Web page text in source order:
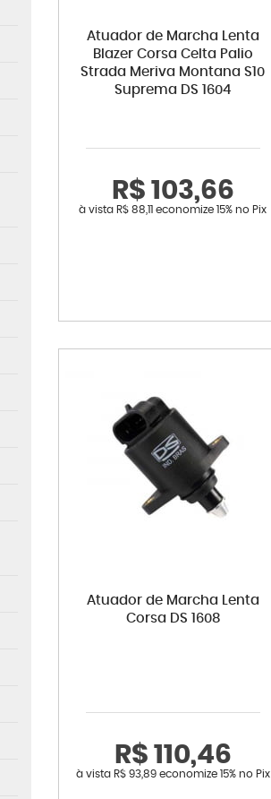
Atuador de Marcha Lenta
Blazer Corsa Celta Palio
Strada Meriva Montana S10
Suprema DS 1604
R$ 103,66
à vista R$ 88,11 economize 15% no Pix
Atuador de Marcha Lenta
Corsa DS 1608
R$ 110,46
à vista R$ 93,89economize 15% no Pix